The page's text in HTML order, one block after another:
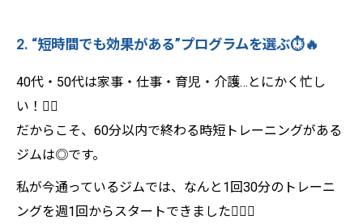
2. “短時間でも効果がある”プログラムを選ぶ⏱️🔥
40代・50代は家事・仕事・育児・介護…とにかく忙し
い！😵‍💫
だからこそ、60分以内で終わる時短トレーニングがある
ジムは◎です。
私が今通っているジムでは、なんと1回30分のトレーニ
ングを週1回からスタートできました🏋️‍♀️✨